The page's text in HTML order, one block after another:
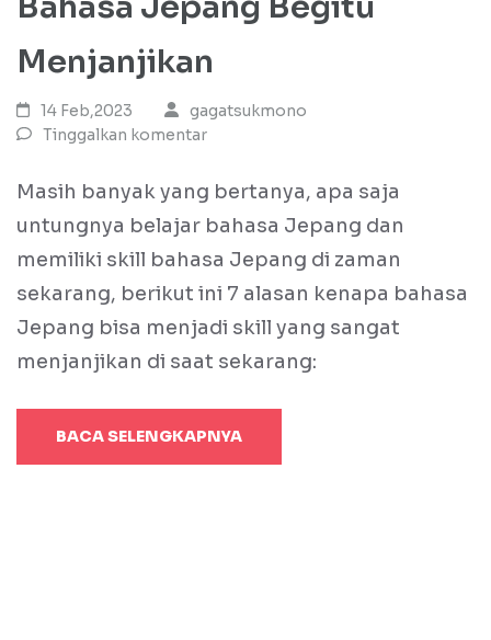
Menjanjikan
14 Feb,2023
gagatsukmono
Tinggalkan komentar
Masih banyak yang bertanya, apa saja
untungnya belajar bahasa Jepang dan
memiliki skill bahasa Jepang di zaman
sekarang, berikut ini 7 alasan kenapa bahasa
Jepang bisa menjadi skill yang sangat
menjanjikan di saat sekarang:
BACA SELENGKAPNYA